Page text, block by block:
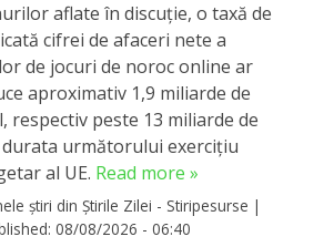
aflate în discuție, o taxă de
cifrei de afaceri nete a
de jocuri de noroc online ar
aproximativ 1,9 miliarde de
respectiv peste 13 miliarde de
următorului exercițiu
al UE. Read more »
știri din Știrile Zilei - Stiripesurse |
08/08/2026 - 06:40